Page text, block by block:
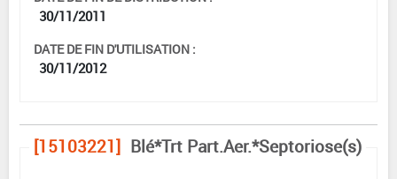
30/11/2011
DATE DE FIN D'UTILISATION :
30/11/2012
[15103221] Blé*Trt Part.Aer.*Septoriose(s)